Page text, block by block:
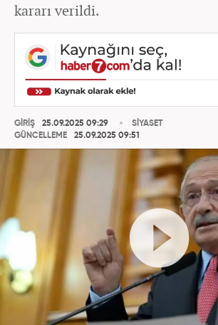
kararı verildi.
GİRİŞ
25.09.2025 09:29
GÜNCELLEME
25.09.2025 09:51
SİYASET